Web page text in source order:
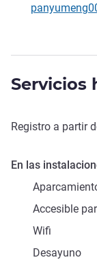
Correo
Servicios
Registro a partir
En las
Accesible
Wifi
Desayuno